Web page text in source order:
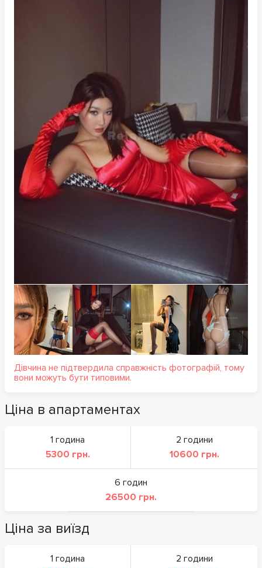
Дівчина не підтвердила справжність фотографій, тому
вони можуть бути типовими.
Ціна в апартаментах
1 година
5300 грн.
2 години
10600 грн.
6 годин
26500 грн.
Ціна за виїзд
1 година
2 години